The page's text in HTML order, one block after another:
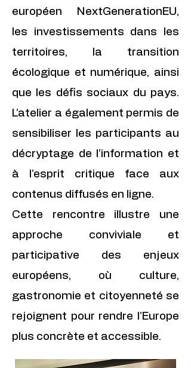
européen NextGenerationEU,
les investissements dans les
territoires, la transition
écologique et numérique, ainsi
que les défis sociaux du pays.
L’atelier a également permis de
sensibiliser les participants au
décryptage de l’information et
à l’esprit critique face aux
contenus diffusés en ligne.
Cette rencontre illustre une
approche conviviale et
participative des enjeux
européens, où culture,
gastronomie et citoyenneté se
rejoignent pour rendre l’Europe
plus concrète et accessible.